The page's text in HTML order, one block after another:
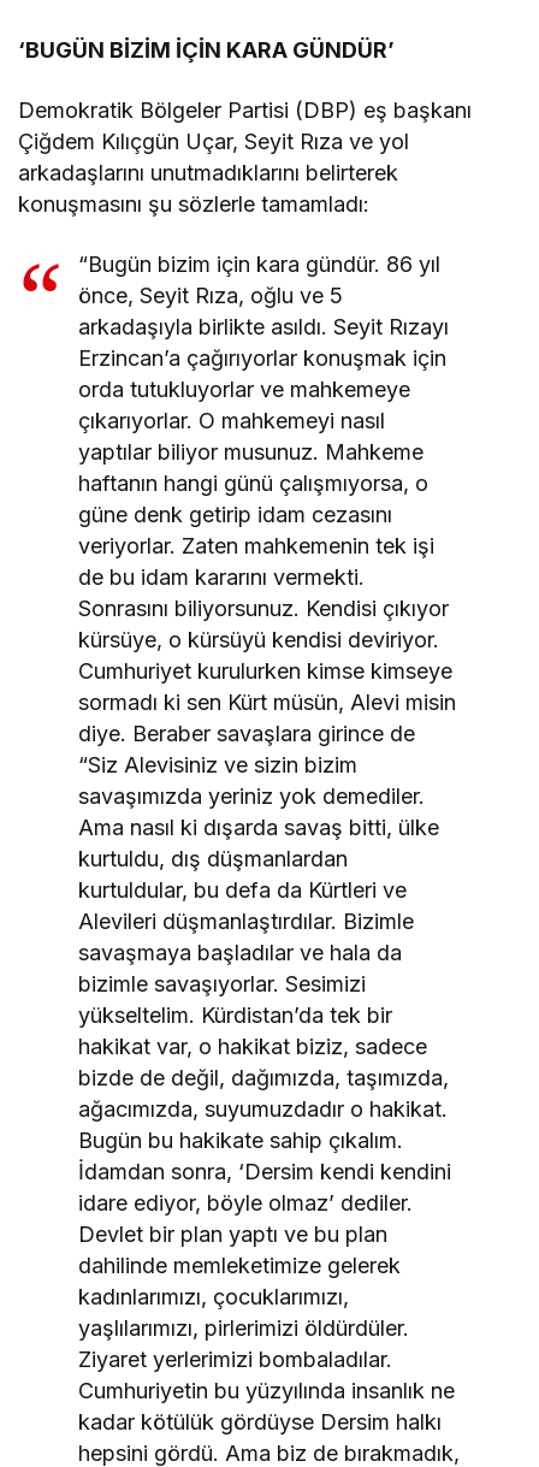
‘BUGÜN BİZİM İÇİN KARA GÜNDÜR’
Demokratik Bölgeler Partisi (DBP) eş başkanı
Çiğdem Kılıçgün Uçar, Seyit Rıza ve yol
arkadaşlarını unutmadıklarını belirterek
konuşmasını şu sözlerle tamamladı:
“Bugün bizim için kara gündür. 86 yıl
önce, Seyit Rıza, oğlu ve 5
arkadaşıyla birlikte asıldı. Seyit Rızayı
Erzincan’a çağırıyorlar konuşmak için
orda tutukluyorlar ve mahkemeye
çıkarıyorlar. O mahkemeyi nasıl
yaptılar biliyor musunuz. Mahkeme
haftanın hangi günü çalışmıyorsa, o
güne denk getirip idam cezasını
veriyorlar. Zaten mahkemenin tek işi
de bu idam kararını vermekti.
Sonrasını biliyorsunuz. Kendisi çıkıyor
kürsüye, o kürsüyü kendisi deviriyor.
Cumhuriyet kurulurken kimse kimseye
sormadı ki sen Kürt müsün, Alevi misin
diye. Beraber savaşlara girince de
“Siz Alevisiniz ve sizin bizim
savaşımızda yeriniz yok demediler.
Ama nasıl ki dışarda savaş bitti, ülke
kurtuldu, dış düşmanlardan
kurtuldular, bu defa da Kürtleri ve
Alevileri düşmanlaştırdılar. Bizimle
savaşmaya başladılar ve hala da
bizimle savaşıyorlar. Sesimizi
yükseltelim. Kürdistan’da tek bir
hakikat var, o hakikat biziz, sadece
bizde de değil, dağımızda, taşımızda,
ağacımızda, suyumuzdadır o hakikat.
Bugün bu hakikate sahip çıkalım.
İdamdan sonra, ‘Dersim kendi kendini
idare ediyor, böyle olmaz’ dediler.
Devlet bir plan yaptı ve bu plan
dahilinde memleketimize gelerek
kadınlarımızı, çocuklarımızı,
yaşlılarımızı, pirlerimizi öldürdüler.
Ziyaret yerlerimizi bombaladılar.
Cumhuriyetin bu yüzyılında insanlık ne
kadar kötülük gördüyse Dersim halkı
hepsini gördü. Ama biz de bırakmadık,